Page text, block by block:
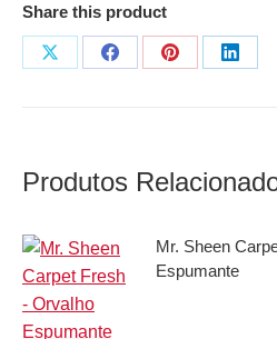
Share this product
Share
Share
Share
Share
Produtos
Mr. Sheen
Espumante